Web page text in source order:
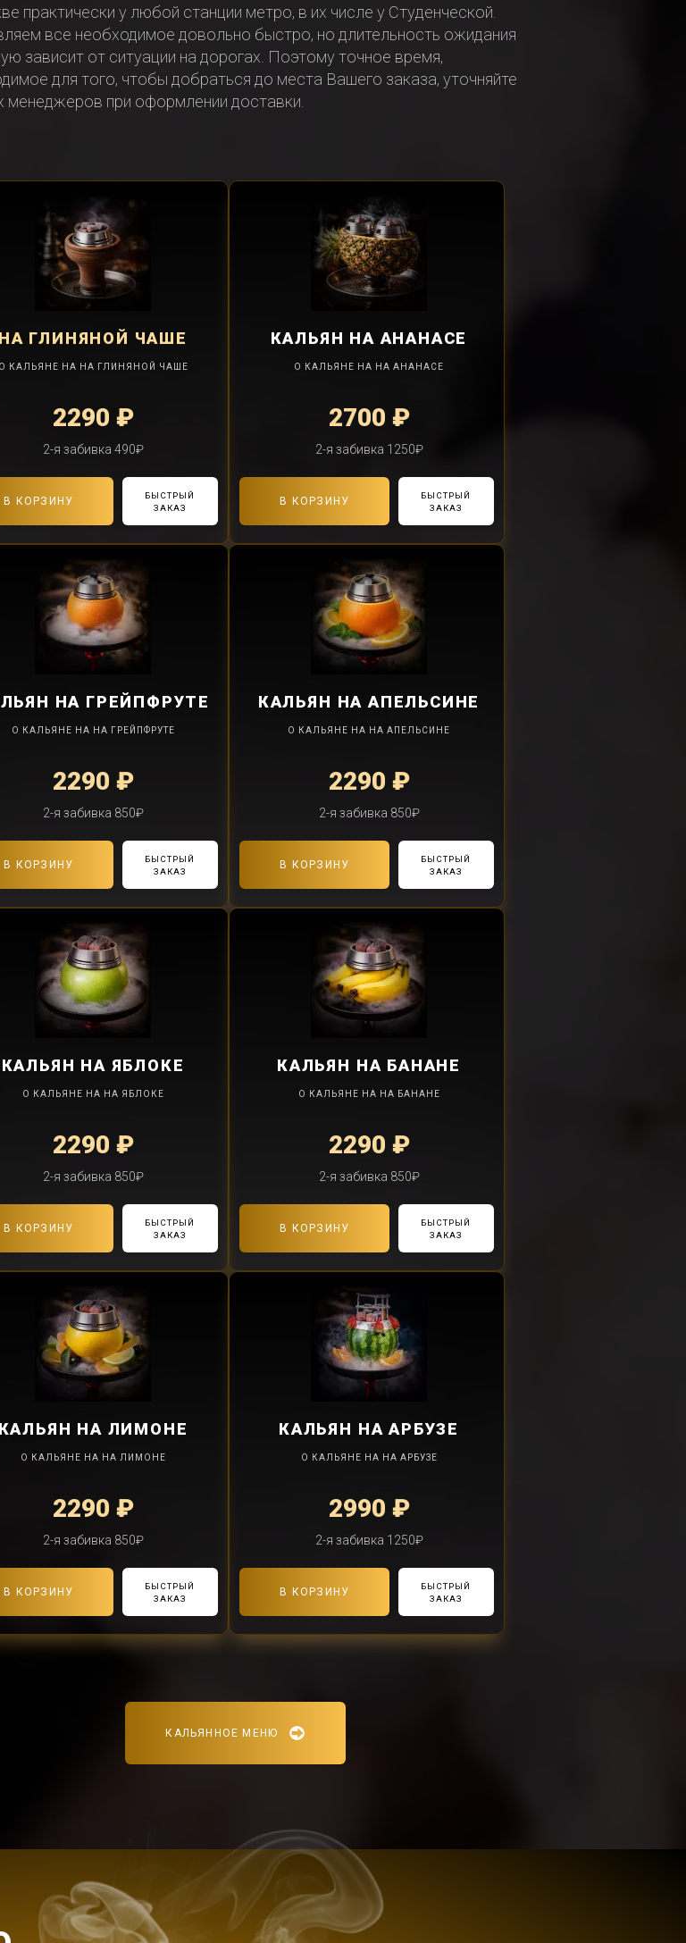
практически у любой станции метро, в их числе у Студенческой.
все необходимое довольно быстро, но длительность ожидания
зависит от ситуации на дорогах. Поэтому точное время,
для того, чтобы добраться до места Вашего заказа, уточняйте
менеджеров при оформлении доставки.
НА ГЛИНЯНОЙ ЧАШЕ
О КАЛЬЯНЕ НА НА ГЛИНЯНОЙ ЧАШЕ
2290 ₽
2-я забивка 490₽
В КОРЗИНУ
БЫСТРЫЙ
ЗАКАЗ
КАЛЬЯН НА АНАНАСЕ
О КАЛЬЯНЕ НА НА АНАНАСЕ
2700 ₽
2-я забивка 1250₽
В КОРЗИНУ
БЫСТРЫЙ
ЗАКАЗ
НА ГРЕЙПФРУТЕ
О КАЛЬЯНЕ НА НА ГРЕЙПФРУТЕ
2290 ₽
2-я забивка 850₽
В КОРЗИНУ
БЫСТРЫЙ
ЗАКАЗ
КАЛЬЯН НА АПЕЛЬСИНЕ
О КАЛЬЯНЕ НА НА АПЕЛЬСИНЕ
2290 ₽
2-я забивка 850₽
В КОРЗИНУ
БЫСТРЫЙ
ЗАКАЗ
КАЛЬЯН НА ЯБЛОКЕ
О КАЛЬЯНЕ НА НА ЯБЛОКЕ
2290 ₽
2-я забивка 850₽
В КОРЗИНУ
БЫСТРЫЙ
ЗАКАЗ
КАЛЬЯН НА БАНАНЕ
О КАЛЬЯНЕ НА НА БАНАНЕ
2290 ₽
2-я забивка 850₽
В КОРЗИНУ
БЫСТРЫЙ
ЗАКАЗ
КАЛЬЯН НА ЛИМОНЕ
О КАЛЬЯНЕ НА НА ЛИМОНЕ
2290 ₽
2-я забивка 850₽
В КОРЗИНУ
БЫСТРЫЙ
ЗАКАЗ
КАЛЬЯН НА АРБУЗЕ
О КАЛЬЯНЕ НА НА АРБУЗЕ
2990 ₽
2-я забивка 1250₽
В КОРЗИНУ
БЫСТРЫЙ
ЗАКАЗ
КАЛЬЯННОЕ МЕНЮ